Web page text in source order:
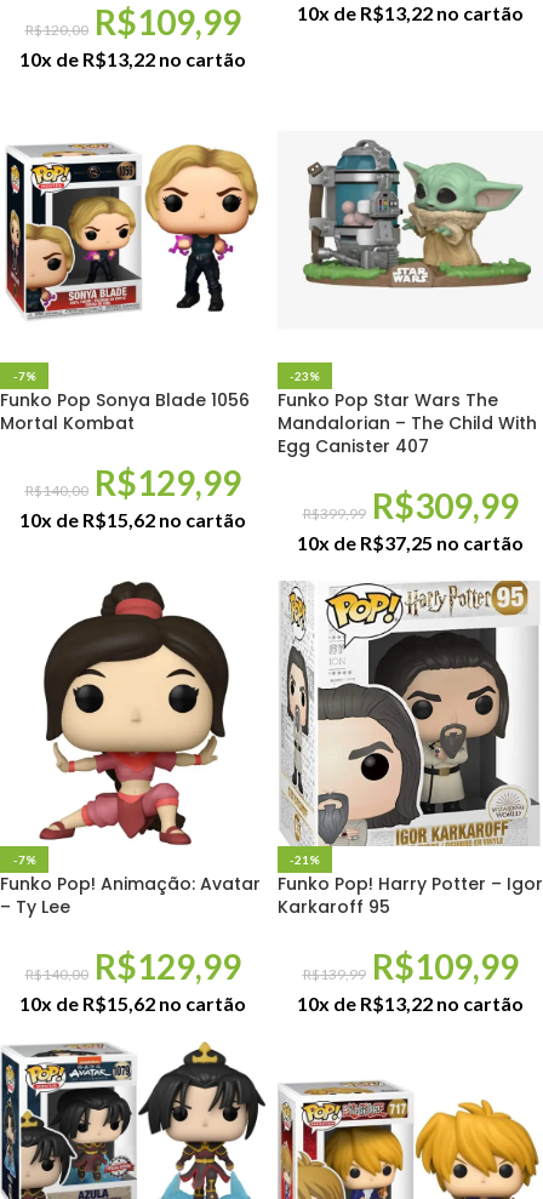
R$120,00 R$109,99
10x de R$13,22 no cartão
10x de R$13,22 no cartão
-7%
Funko Pop Sonya Blade 1056
Mortal Kombat
R$140,00 R$129,99
10x de R$15,62 no cartão
-23%
Funko Pop Star Wars The
Mandalorian – The Child With
Egg Canister 407
R$399,99 R$309,99
10x de R$37,25 no cartão
-7%
Funko Pop! Animação: Avatar
– Ty Lee
R$140,00 R$129,99
10x de R$15,62 no cartão
-21%
Funko Pop! Harry Potter – Igor
Karkaroff 95
R$139,99 R$109,99
10x de R$13,22 no cartão